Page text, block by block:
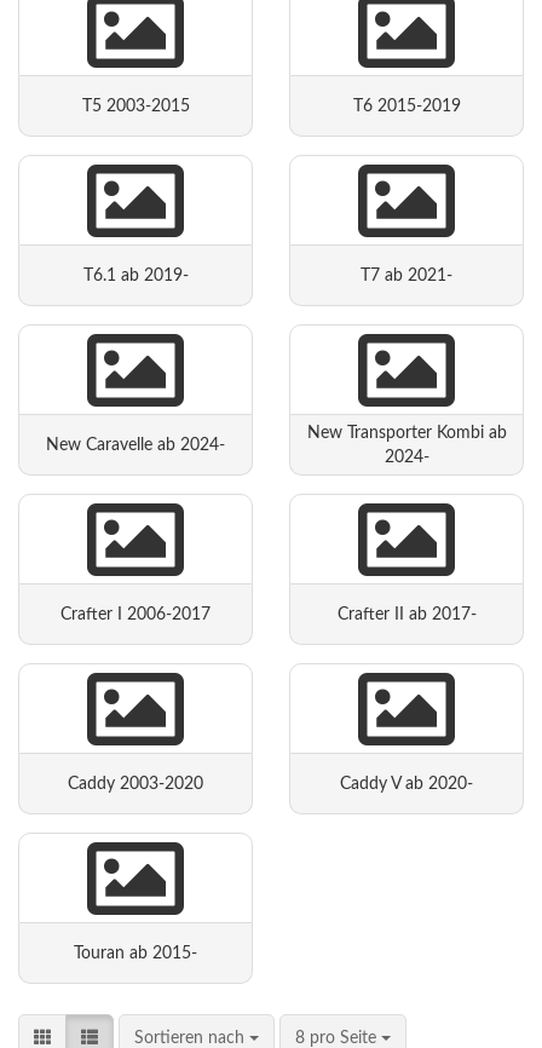
T5 2003-2015 T6 2015-2019
T6.1 ab 2019- T7 ab 2021-
New Caravelle ab 2024-
New Transporter Kombi ab
2024-
Crafter I 2006-2017 Crafter II ab 2017-
Caddy 2003-2020 Caddy V ab 2020-
Touran ab 2015-
Sortieren nach 8 pro Seite